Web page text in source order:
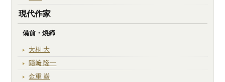
現代作家
備前・焼締
大桐 大
隠﨑 隆一
金重 巌